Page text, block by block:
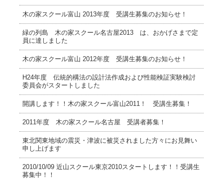
木の家スクール富山 2013年度 受講生募集のお知らせ！
緑の列島 木の家スクール名古屋2013 は、おかげさまで定
員に達しました
木の家スクール富山 2012年度 受講生募集のお知らせ！
H24年度 伝統的構法の設計法作成および性能検証実験検討
委員会がスタートしました
開講します！！木の家スクール富山2011！ 受講生募集！
2011年度 木の家スクール名古屋 受講者募集！
東北関東地域の震災・津波に被災されました方々にお見舞い
申し上げます
2010/10/09 近山スクール東京2010スタートします！！受講生
募集中！！